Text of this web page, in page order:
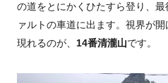
の道をとにかくひたすら登り、
ァルトの車道に出ます。視界が
現れるのが、 14番清瀧山です。